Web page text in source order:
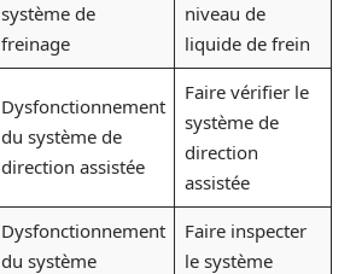
système de
freinage
niveau de
liquide de frein
Dysfonctionnement
du système de
direction assistée
Faire vérifier le
système de
direction
assistée
Dysfonctionnement
du système
Faire inspecter
le système